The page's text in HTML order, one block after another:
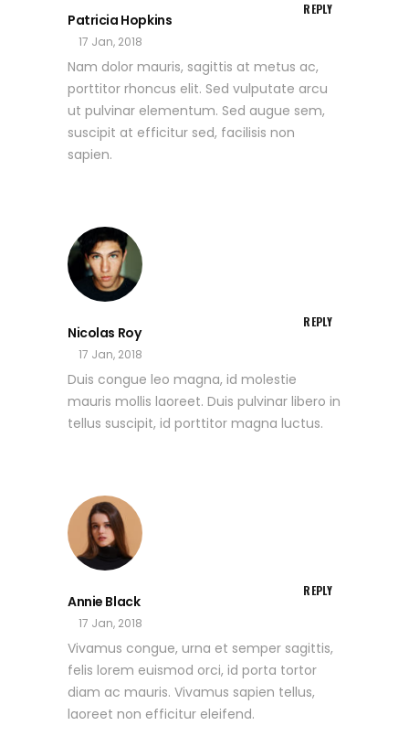
REPLY
Patricia Hopkins
17 Jan, 2018
Nam dolor mauris, sagittis at metus ac,
porttitor rhoncus elit. Sed vulputate arcu
ut pulvinar elementum. Sed augue sem,
suscipit at efficitur sed, facilisis non
sapien.
REPLY
Nicolas Roy
17 Jan, 2018
Duis congue leo magna, id molestie
mauris mollis laoreet. Duis pulvinar libero in
tellus suscipit, id porttitor magna luctus.
REPLY
Annie Black
17 Jan, 2018
Vivamus congue, urna et semper sagittis,
felis lorem euismod orci, id porta tortor
diam ac mauris. Vivamus sapien tellus,
laoreet non efficitur eleifend.